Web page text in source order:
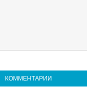
КОММЕНТАРИИ